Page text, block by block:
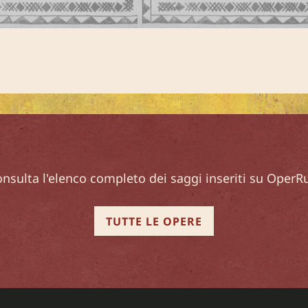
l'elenco completo dei saggi inseriti su
TUTTE LE OPERE